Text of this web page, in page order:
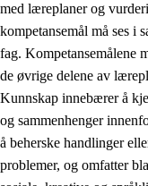
2.2 Kompetanse i
2.4 Å lære å lære
Tverrfaglige temaer
med læreplaner og
kompetansemål må ses i
fag. Kompetansemålene
de øvrige delene av
Kunnskap innebærer å
og sammenhenger
å beherske handlinger
problemer, og omfatter